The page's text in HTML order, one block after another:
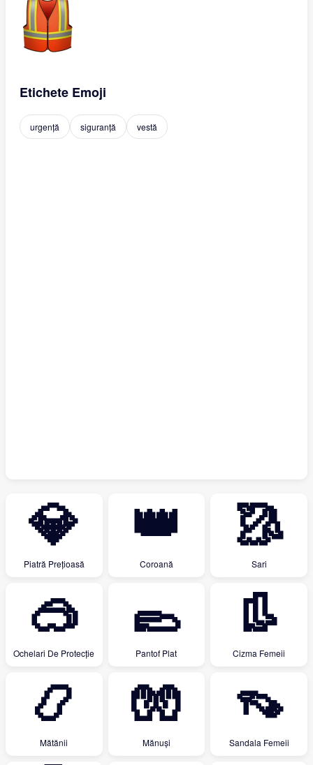
Etichete Emoji
urgență siguranță vestă
💎
Piatră Prețioasă
👑
Coroană
🥻
Sari
🥽
Ochelari De Protecţie
🥿
Pantof Plat
👢
Cizma Femeii
📿
Mătănii
🧤
Mănuși
👡
Sandala Femeii